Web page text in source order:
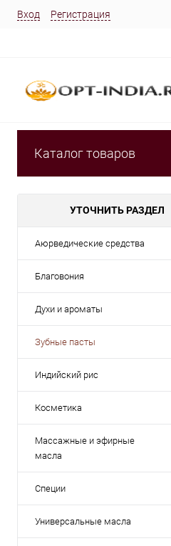
Вход Регистрация
Каталог товаров
УТОЧНИТЬ РАЗДЕЛ
Аюрведические средства
Благовония
Духи и ароматы
Зубные пасты
Индийский рис
Косметика
Массажные и эфирные
масла
Специи
Универсальные масла